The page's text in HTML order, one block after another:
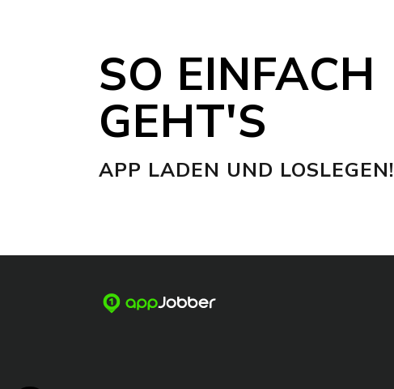
SO EINFACH
GEHT'S
APP LADEN UND LOSLEGEN!